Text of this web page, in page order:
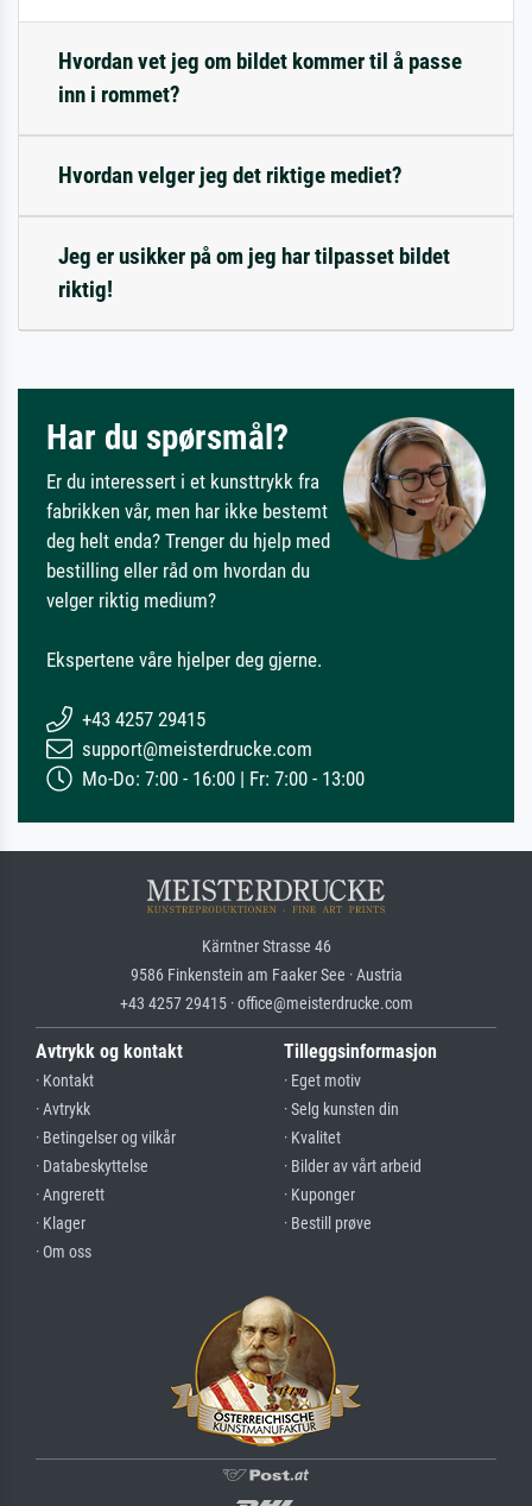
Hvordan vet jeg om bildet kommer til å passe
inn i rommet?
Hvordan velger jeg det riktige mediet?
Jeg er usikker på om jeg har tilpasset bildet
riktig!
Har du spørsmål?
Er du interessert i et kunsttrykk fra
fabrikken vår, men har ikke bestemt
deg helt enda? Trenger du hjelp med
bestilling eller råd om hvordan du
velger riktig medium?
Ekspertene våre hjelper deg gjerne.
+43 4257 29415
support@meisterdrucke.com
Mo-Do: 7:00 - 16:00 | Fr: 7:00 - 13:00
Kärntner Strasse 46
9586 Finkenstein am Faaker See · Austria
+43 4257 29415 · office@meisterdrucke.com
Avtrykk og kontakt
· Kontakt
· Avtrykk
· Betingelser og vilkår
· Databeskyttelse
· Angrerett
· Klager
· Om oss
Tilleggsinformasjon
· Eget motiv
· Selg kunsten din
· Kvalitet
· Bilder av vårt arbeid
· Kuponger
· Bestill prøve